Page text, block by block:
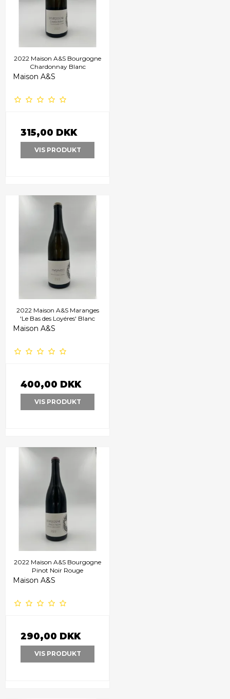
2022 Maison A&S Bourgogne
Chardonnay Blanc
Maison A&S
315,00 DKK
VIS PRODUKT
2022 Maison A&S Maranges
'Le Bas des Loyéres' Blanc
Maison A&S
400,00 DKK
VIS PRODUKT
2022 Maison A&S Bourgogne
Pinot Noir Rouge
Maison A&S
290,00 DKK
VIS PRODUKT